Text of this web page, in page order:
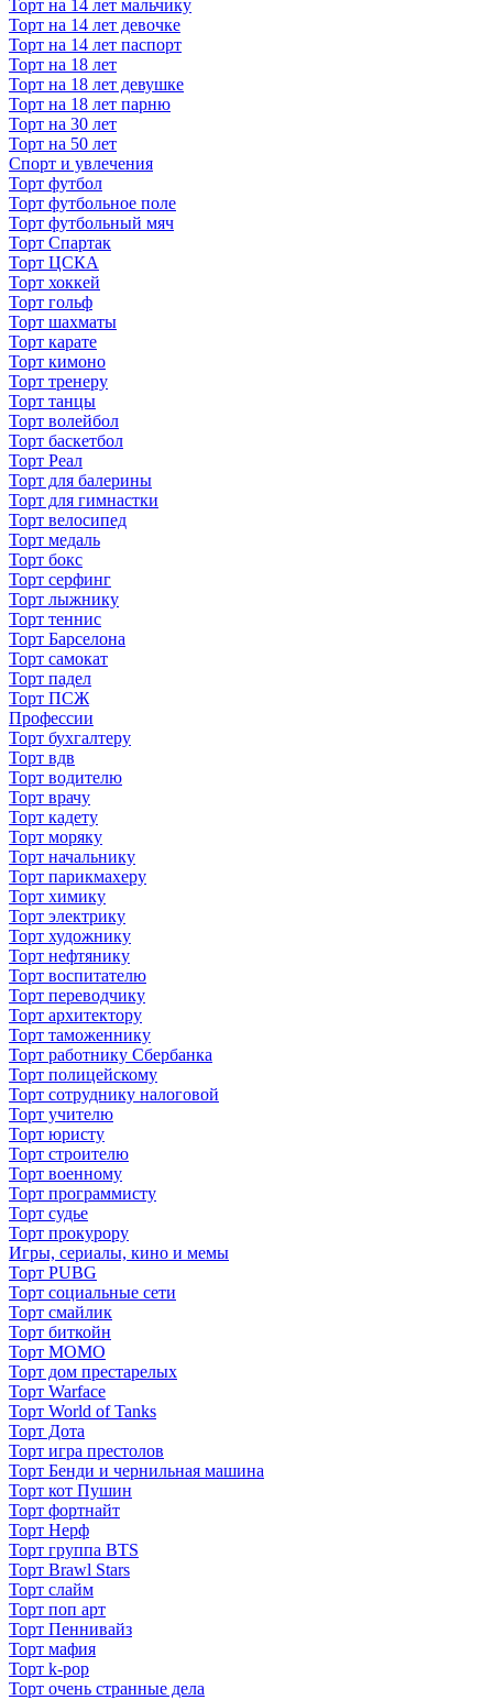
Торт на 14 лет мальчику
Торт на 14 лет девочке
Торт на 14 лет паспорт
Торт на 18 лет
Торт на 18 лет девушке
Торт на 18 лет парню
Торт на 30 лет
Торт на 50 лет
Спорт и увлечения
Торт футбол
Торт футбольное поле
Торт футбольный мяч
Торт Спартак
Торт ЦСКА
Торт хоккей
Торт гольф
Торт шахматы
Торт карате
Торт кимоно
Торт тренеру
Торт танцы
Торт волейбол
Торт баскетбол
Торт Реал
Торт для балерины
Торт для гимнастки
Торт велосипед
Торт медаль
Торт бокс
Торт серфинг
Торт лыжнику
Торт теннис
Торт Барселона
Торт самокат
Торт падел
Торт ПСЖ
Профессии
Торт бухгалтеру
Торт вдв
Торт водителю
Торт врачу
Торт кадету
Торт моряку
Торт начальнику
Торт парикмахеру
Торт химику
Торт электрику
Торт художнику
Торт нефтянику
Торт воспитателю
Торт переводчику
Торт архитектору
Торт таможеннику
Торт работнику Сбербанка
Торт полицейскому
Торт сотруднику налоговой
Торт учителю
Торт юристу
Торт строителю
Торт военному
Торт программисту
Торт судье
Торт прокурору
Игры, сериалы, кино и мемы
Торт PUBG
Торт социальные сети
Торт смайлик
Торт биткойн
Торт МОМО
Торт дом престарелых
Торт Warface
Торт World of Tanks
Торт Дота
Торт игра престолов
Торт Бенди и чернильная машина
Торт кот Пушин
Торт фортнайт
Торт Нерф
Торт группа BTS
Торт Brawl Stars
Торт слайм
Торт поп арт
Торт Пеннивайз
Торт мафия
Торт k-pop
Торт очень странные дела